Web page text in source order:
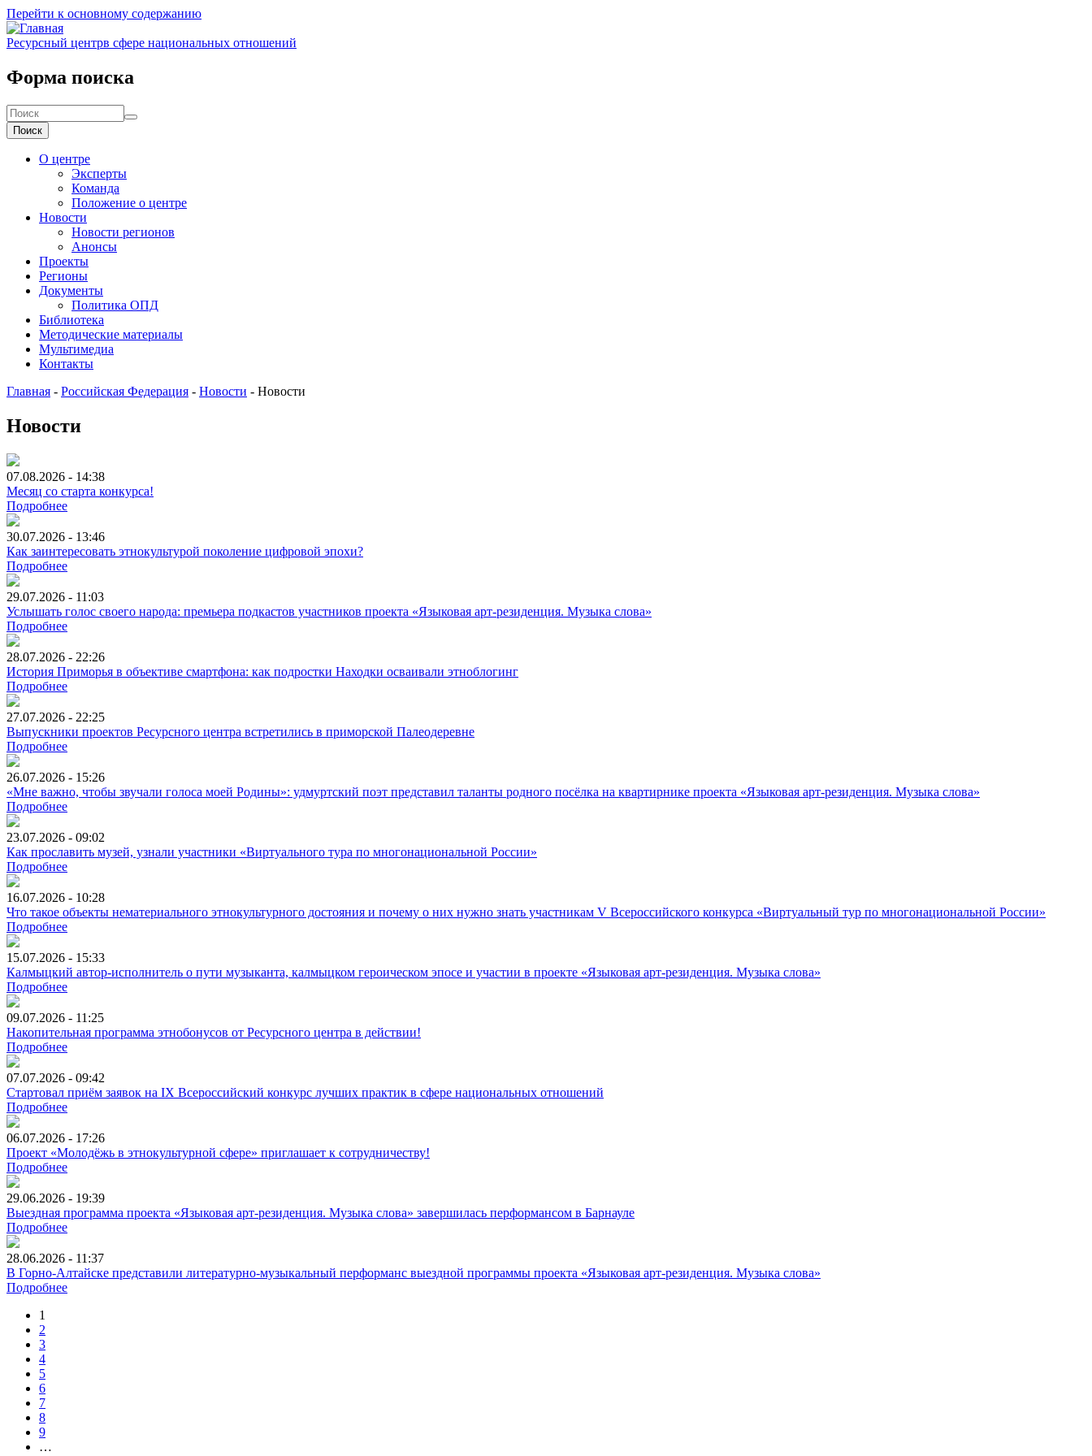
Перейти к основному содержанию
Ресурсный центрв сфере национальных отношений
Форма поиска
Поиск
О центре
Эксперты
Команда
Положение о центре
Новости
Новости регионов
Анонсы
Проекты
Регионы
Документы
Политика ОПД
Библиотека
Методические материалы
Мультимедиа
Контакты
Главная - Российская Федерация - Новости - Новости
Новости
07.08.2026 - 14:38
Месяц со старта конкурса!
Подробнее
30.07.2026 - 13:46
Как заинтересовать этнокультурой поколение цифровой эпохи?
Подробнее
29.07.2026 - 11:03
Услышать голос своего народа: премьера подкастов участников проекта «Языковая арт-резиденция. Музыка слова»
Подробнее
28.07.2026 - 22:26
История Приморья в объективе смартфона: как подростки Находки осваивали этноблогинг
Подробнее
27.07.2026 - 22:25
Выпускники проектов Ресурсного центра встретились в приморской Палеодеревне
Подробнее
26.07.2026 - 15:26
«Мне важно, чтобы звучали голоса моей Родины»: удмуртский поэт представил таланты родного посёлка на квартирнике проекта «Языковая арт-резиденция. Музыка слова»
Подробнее
23.07.2026 - 09:02
Как прославить музей, узнали участники «Виртуального тура по многонациональной России»
Подробнее
16.07.2026 - 10:28
Что такое объекты нематериального этнокультурного достояния и почему о них нужно знать участникам V Всероссийского конкурса «Виртуальный тур по многонациональной России»
Подробнее
15.07.2026 - 15:33
Калмыцкий автор-исполнитель о пути музыканта, калмыцком героическом эпосе и участии в проекте «Языковая арт-резиденция. Музыка слова»
Подробнее
09.07.2026 - 11:25
Накопительная программа этнобонусов от Ресурсного центра в действии!
Подробнее
07.07.2026 - 09:42
Стартовал приём заявок на IX Всероссийский конкурс лучших практик в сфере национальных отношений
Подробнее
06.07.2026 - 17:26
Проект «Молодёжь в этнокультурной сфере» приглашает к сотрудничеству!
Подробнее
29.06.2026 - 19:39
Выездная программа проекта «Языковая арт-резиденция. Музыка слова» завершилась перформансом в Барнауле
Подробнее
28.06.2026 - 11:37
В Горно-Алтайске представили литературно-музыкальный перформанс выездной программы проекта «Языковая арт-резиденция. Музыка слова»
Подробнее
1
2
3
4
5
6
7
8
9
…